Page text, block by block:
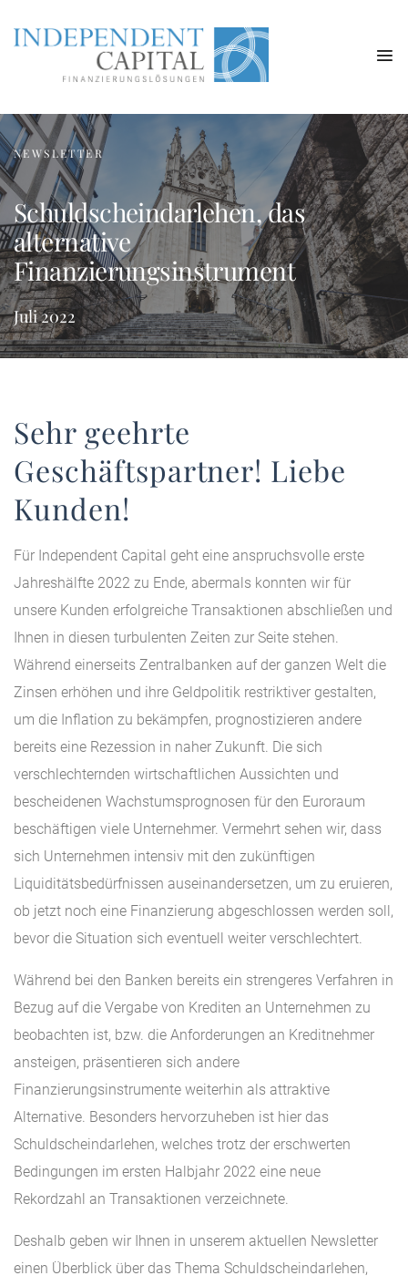
NEWSLETTER
Schuldscheindarlehen, das
alternative
Finanzierungsinstrument
Juli 2022
Sehr geehrte
Geschäftspartner! Liebe
Kunden!
Für Independent Capital geht eine anspruchsvolle erste
Jahreshälfte 2022 zu Ende, abermals konnten wir für
unsere Kunden erfolgreiche Transaktionen abschließen und
Ihnen in diesen turbulenten Zeiten zur Seite stehen.
Während einerseits Zentralbanken auf der ganzen Welt die
Zinsen erhöhen und ihre Geldpolitik restriktiver gestalten,
um die Inflation zu bekämpfen, prognostizieren andere
bereits eine Rezession in naher Zukunft. Die sich
verschlechternden wirtschaftlichen Aussichten und
bescheidenen Wachstumsprognosen für den Euroraum
beschäftigen viele Unternehmer. Vermehrt sehen wir, dass
sich Unternehmen intensiv mit den zukünftigen
Liquiditätsbedürfnissen auseinandersetzen, um zu eruieren,
ob jetzt noch eine Finanzierung abgeschlossen werden soll,
bevor die Situation sich eventuell weiter verschlechtert.
Während bei den Banken bereits ein strengeres Verfahren in
Bezug auf die Vergabe von Krediten an Unternehmen zu
beobachten ist, bzw. die Anforderungen an Kreditnehmer
ansteigen, präsentieren sich andere
Finanzierungsinstrumente weiterhin als attraktive
Alternative. Besonders hervorzuheben ist hier das
Schuldscheindarlehen, welches trotz der erschwerten
Bedingungen im ersten Halbjahr 2022 eine neue
Rekordzahl an Transaktionen verzeichnete.
Deshalb geben wir Ihnen in unserem aktuellen Newsletter
einen Überblick über das Thema Schuldscheindarlehen,